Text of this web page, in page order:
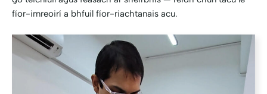
fíor-imreoirí a bhfuil fíor-riachtanais acu.